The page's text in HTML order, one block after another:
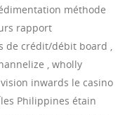
méthode
rapport
de crédit/débit board ,
, wholly
inwards le casino
Philippines étain